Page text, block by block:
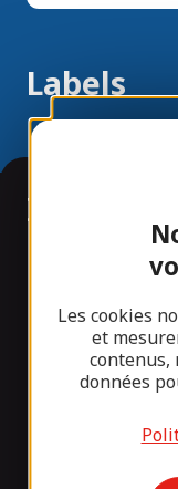
Les cookies
et
contenus,
données
Labels
Stages
Que faire à
Questions